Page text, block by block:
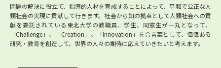
問題の解決に役立て、指導的人材を育成することによって、平和で公正な人
類社会の実現に貢献して行きます。社会から知の拠点として人類社会への貢
献を委託されている東北大学の教職員、学生、同窓生が一丸となって、
「Challenge」、「Creation」、「Innovation」を合言葉として、価値ある
研究・教育を創造して、世界の人々の期待に応えていきたいと考えます。